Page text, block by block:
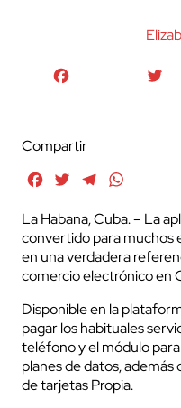
Compartir
FacebookTwitterTelegram
La Habana, Cuba. – La
convertido para muchos
en una verdadera
comercio electrónico en
Disponible en la
pagar los habituales
teléfono y el módulo
planes de datos, además
de tarjetas Propia.